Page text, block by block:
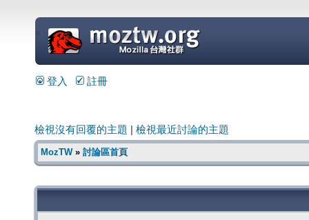
=
登入 註冊
檢視沒有回覆的主題 檢視最近討論的主題
MozTW» 討論區首頁